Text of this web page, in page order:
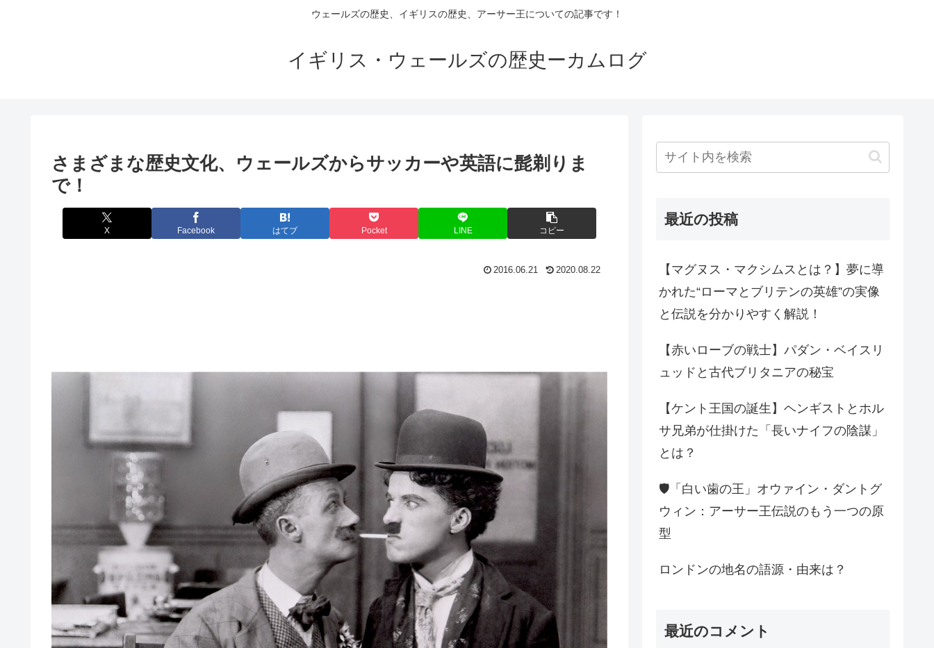
ウェールズの歴史、イギリスの歴史、アーサー王についての記事です！
イギリス・ウェールズの歴史ーカムログ
さまざまな歴史文化、ウェールズからサッカーや英語に髭剃りま
で！
X Facebook はてブ Pocket LINE コピー
2016.06.21 2020.08.22
最近の投稿
【マグヌス・マクシムスとは？】夢に導
かれた“ローマとブリテンの英雄”の実像
と伝説を分かりやすく解説！
【赤いローブの戦士】パダン・ベイスリ
ュッドと古代ブリタニアの秘宝
【ケント王国の誕生】ヘンギストとホル
サ兄弟が仕掛けた「長いナイフの陰謀」
とは？
🛡️「白い歯の王」オウァイン・ダントグ
ウィン：アーサー王伝説のもう一つの原
型
ロンドンの地名の語源・由来は？
最近のコメント